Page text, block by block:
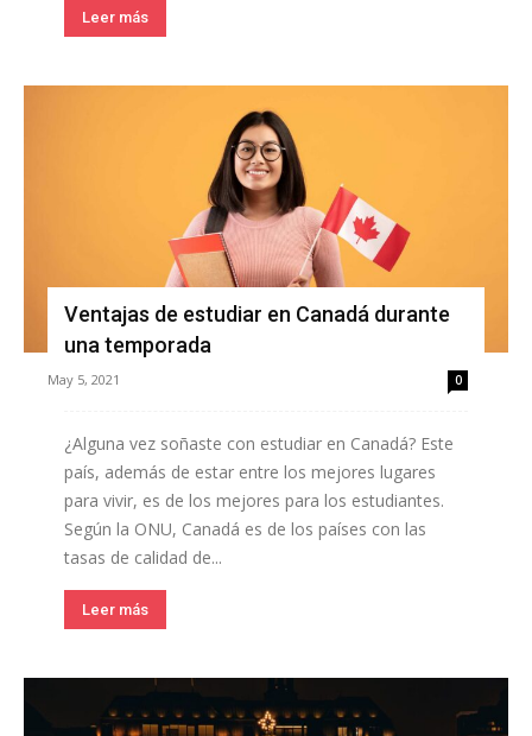
Leer más
Ventajas de estudiar en Canadá durante
una temporada
May 5, 2021 0
¿Alguna vez soñaste con estudiar en Canadá? Este
país, además de estar entre los mejores lugares
para vivir, es de los mejores para los estudiantes.
Según la ONU, Canadá es de los países con las
tasas de calidad de...
Leer más